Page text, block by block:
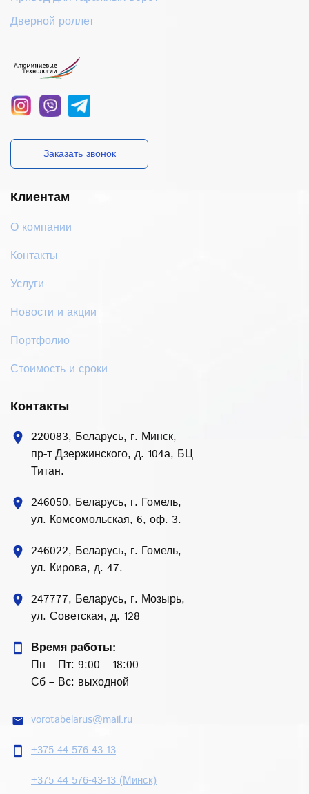
Дверной роллет
Заказать звонок
Клиентам
О компании
Контакты
Услуги
Новости и акции
Портфолио
Стоимость и сроки
Контакты
location_on 220083, Беларусь, г. Минск,
пр-т Дзержинского, д. 104а, БЦ
Титан.
location_on 246050, Беларусь, г. Гомель,
ул. Комсомольская, 6, оф. 3.
location_on 246022, Беларусь, г. Гомель,
ул. Кирова, д. 47.
location_on 247777, Беларусь, г. Мозырь,
ул. Советская, д. 128
smartphone
Время работы:
Пн – Пт: 9:00 – 18:00
Сб – Вс: выходной
email vorotabelarus@mail.ru
smartphone +375 44 576-43-13
+375 44 576-43-13 (Минск)